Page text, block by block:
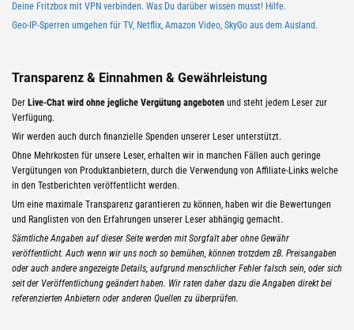
Deine Fritzbox mit VPN verbinden. Was Du darüber wissen musst! Hilfe.
Geo-IP-Sperren umgehen für TV, Netflix, Amazon Video, SkyGo aus dem Ausland.
Transparenz & Einnahmen & Gewährleistung
Der Live-Chat wird ohne jegliche Vergütung angeboten und steht jedem Leser zur
Verfügung.
Wir werden auch durch finanzielle Spenden unserer Leser unterstützt.
Ohne Mehrkosten für unsere Leser, erhalten wir in manchen Fällen auch geringe
Vergütungen von Produktanbietern, durch die Verwendung von Affiliate-Links welche
in den Testberichten veröffentlicht werden.
Um eine maximale Transparenz garantieren zu können, haben wir die Bewertungen
und Ranglisten von den Erfahrungen unserer Leser abhängig gemacht.
Sämtliche Angaben auf dieser Seite werden mit Sorgfalt aber ohne Gewähr
veröffentlicht. Auch wenn wir uns noch so bemühen, können trotzdem zB. Preisangaben
oder auch andere angezeigte Details, aufgrund menschlicher Fehler falsch sein, oder sich
seit der Veröffentlichung geändert haben. Wir raten daher dazu die Angaben direkt bei
referenzierten Anbietern oder anderen Quellen zu überprüfen.